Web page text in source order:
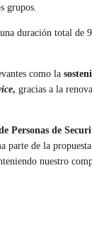
grupos.
duración total de
como la
, gracias a la
Personas de
de la
nuestro